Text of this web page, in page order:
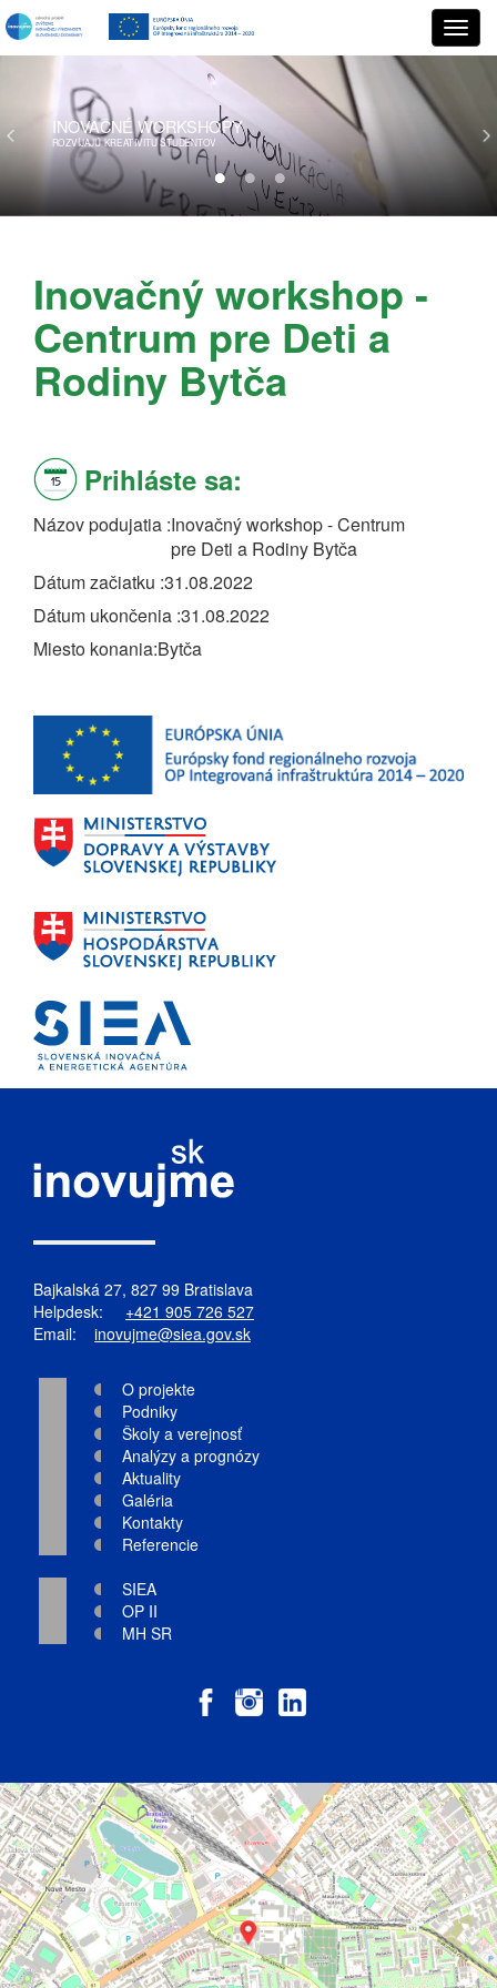
INOVAČNÉWORKSHOPY
ROZVÍJAJÚ KREATIVITU ŠTUDENTOV
Inovačný workshop -
Centrum pre Deti a
Rodiny Bytča
Prihláste sa:
Názov podujatia Inovačný workshop - Centrum
pre Deti a Rodiny Bytča
Dátum začiatku 31.08.2022
Dátum ukončenia 31.08.2022
Miesto konania Bytča
Bajkalská 27, 827 99 Bratislava
Helpdesk: +421 905 726 527
Email: inovujme@siea.gov.sk
O projekte
Podniky
Školy a verejnosť
Analýzy a prognózy
Aktuality
Galéria
Kontakty
Referencie
SIEA
OP II
MH SR